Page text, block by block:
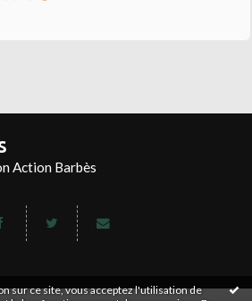
sur ce site, vous acceptez l'utilisation de
Action Barbès